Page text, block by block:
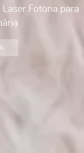
Fotona para